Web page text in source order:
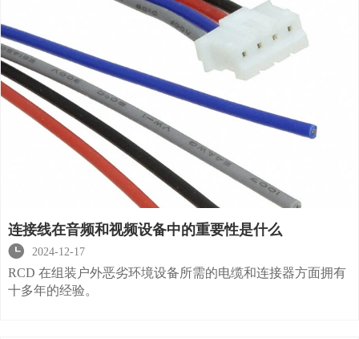
连接线在音频和视频设备中的重要性是什么

2024-12-17
RCD 在组装户外恶劣环境设备所需的电缆和连接器方面拥有
十多年的经验。